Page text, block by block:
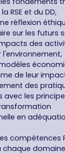
RSE et du DD,
réflexion
sur les futurs
des
l'environnement,
de leur impact
des
les
en
compétences
chaque